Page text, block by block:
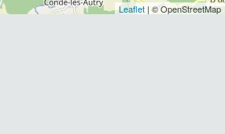
Leaflet| © OpenStreetMap